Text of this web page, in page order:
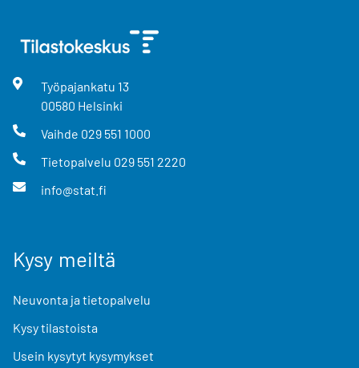
Työpajankatu 13
00580 Helsinki
Vaihde 029 551 1000
Tietopalvelu 029 551 2220
info@stat.fi
Kysy meiltä
Neuvonta ja tietopalvelu
Kysy tilastoista
Usein kysytyt kysymykset